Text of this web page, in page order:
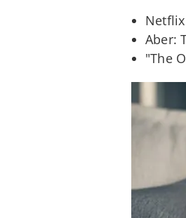
Aber:
"The